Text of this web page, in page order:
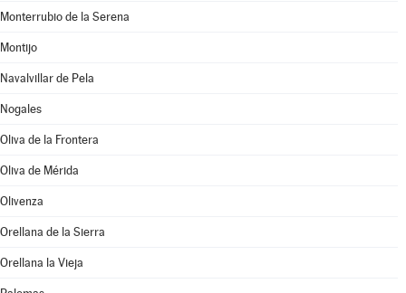
Monterrubio de la Serena
Montijo
Navalvillar de Pela
Nogales
Oliva de la Frontera
Oliva de Mérida
Olivenza
Orellana de la Sierra
Orellana la Vieja